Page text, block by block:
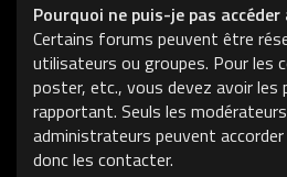
Pourquoi ne puis-je pas
Certains forums peuvent être
utilisateurs ou groupes. Pour les
poster, etc., vous devez avoir les
rapportant. Seuls les
administrateurs peuvent
donc les contacter.